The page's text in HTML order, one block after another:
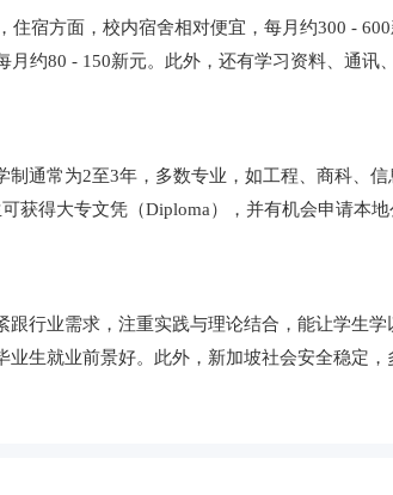
住宿方面，校内宿舍相对便宜，每月约300 -
约80 - 150新元。此外，还有学习资料、通讯
通常为2至3年，多数专业，如工程、商科、
获得大专文凭（Diploma），并有机会申请本
行业需求，注重实践与理论结合，能让学生
生就业前景好。此外，新加坡社会安全稳定